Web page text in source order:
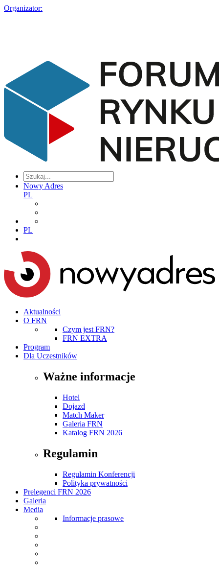
Organizator:
Nowy Adres
PL
PL
Aktualności
O FRN
Czym jest FRN?
FRN EXTRA
Program
Dla Uczestników
Ważne informacje
Hotel
Dojazd
Match Maker
Galeria FRN
Katalog FRN 2026
Regulamin
Regulamin Konferencji
Polityka prywatności
Prelegenci FRN 2026
Galeria
Media
Informacje prasowe